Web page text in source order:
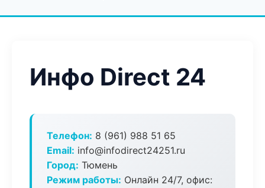
Инфо Direct 24
Телефон: 8 (961) 988 51 65
Email: info@infodirect24251.ru
Город: Тюмень
Режим работы: Онлайн 24/7, офис: